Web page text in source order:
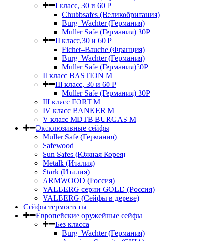
I класс, 30 и 60 P
Chubbsafes (Великобритания)
Burg–Wachter (Германия)
Muller Safe (Германия) 30Р
II класс,30 и 60 P
Fichet–Bauche (Франция)
Burg–Wachter (Германия)
Muller Safe (Германия)30P
II класс BASTION M
III класс, 30 и 60 P
Muller Safe (Германия) 30Р
III класс FORT M
IV класс BANKER M
V класс МDTB BURGAS M
Эксклюзивные сейфы
Muller Safe (Германия)
Safewood
Sun Safes (Южная Корея)
Metalk (Италия)
Stark (Италия)
ARMWOOD (Россия)
VALBERG серии GOLD (Россия)
VALBERG (Сейфы в дереве)
Сейфы термостаты
Европейские оружейные сейфы
Без класса
Burg–Wachter (Германия)